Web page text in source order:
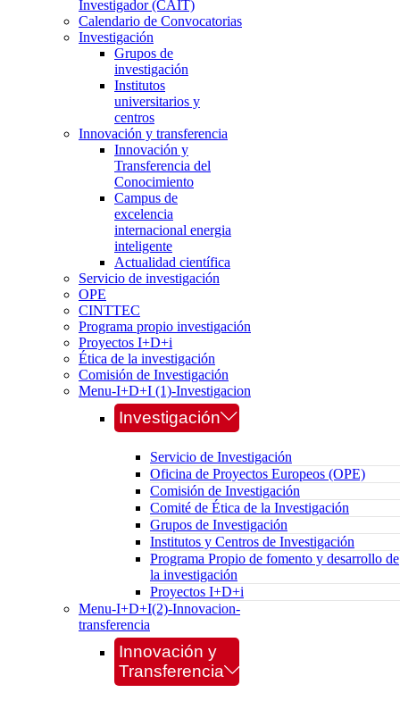
Investigador (CAIT)
Calendario de Convocatorias
Investigación
Grupos de
investigación
Institutos
universitarios y
centros
Innovación y transferencia
Innovación y
Transferencia del
Conocimiento
Campus de
excelencia
internacional energia
inteligente
Actualidad científica
Servicio de investigación
OPE
CINTTEC
Programa propio investigación
Proyectos I+D+i
Ética de la investigación
Comisión de Investigación
Menu-I+D+I (1)-Investigacion
Investigación
Servicio de Investigación
Oficina de Proyectos Europeos (OPE)
Comisión de Investigación
Comité de Ética de la Investigación
Grupos de Investigación
Institutos y Centros de Investigación
Programa Propio de fomento y desarrollo de
la investigación
Proyectos I+D+i
Menu-I+D+I(2)-Innovacion-
transferencia
Innovación y
Transferencia